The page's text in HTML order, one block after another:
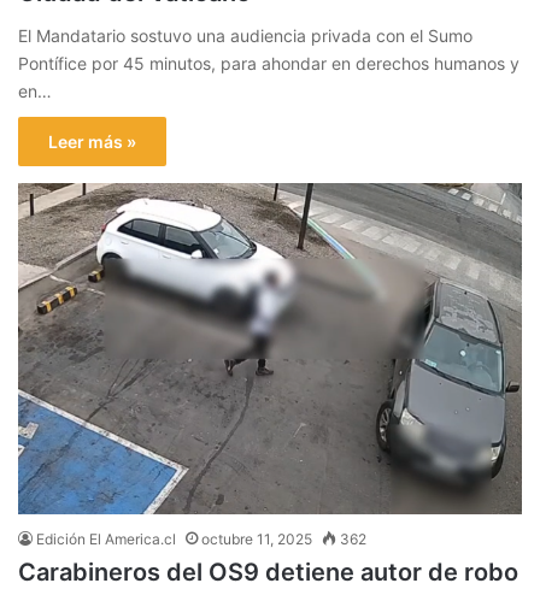
El Mandatario sostuvo una audiencia privada con el Sumo
Pontífice por 45 minutos, para ahondar en derechos humanos y
en…
Leer más »
Edición El America.cl octubre 11, 2025 362
Carabineros del OS9 detiene autor de robo